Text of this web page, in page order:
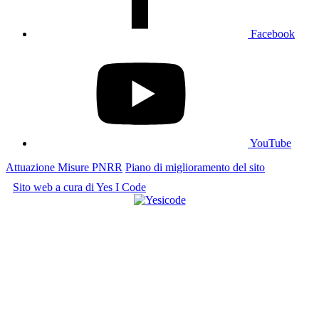
Facebook
YouTube
Attuazione Misure PNRR Piano di miglioramento del sito
Sito web a cura di Yes I Code